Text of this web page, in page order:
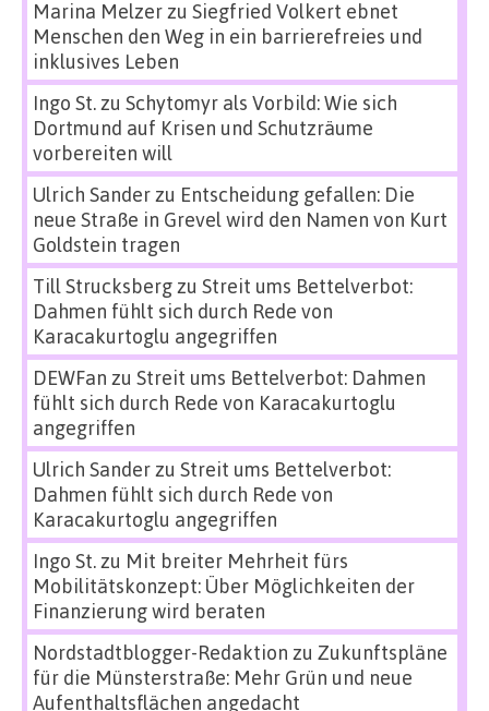
Marina Melzerzu Siegfried Volkert ebnet
Menschen den Weg in ein barrierefreies und
inklusives Leben
Ingo St.zu Schytomyr als Vorbild: Wie sich
Dortmund auf Krisen und Schutzräume
vorbereiten will
Ulrich Sanderzu Entscheidung gefallen: Die
neue Straße in Grevel wird den Namen von Kurt
Goldstein tragen
Till Strucksbergzu Streit ums Bettelverbot:
Dahmen fühlt sich durch Rede von
Karacakurtoglu angegriffen
DEWFan zu Streit ums Bettelverbot: Dahmen
fühlt sich durch Rede von Karacakurtoglu
angegriffen
Ulrich Sanderzu Streit ums Bettelverbot:
Dahmen fühlt sich durch Rede von
Karacakurtoglu angegriffen
Ingo St.zu Mit breiter Mehrheit fürs
Mobilitätskonzept: Über Möglichkeiten der
Finanzierung wird beraten
Nordstadtblogger-Redaktion zu Zukunftspläne
für die Münsterstraße: Mehr Grün und neue
Aufenthaltsflächen angedacht